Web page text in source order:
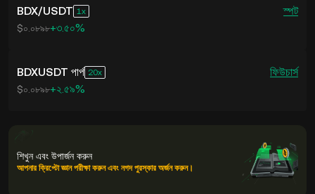
BDX/USDT 1 স্পট
$০.০৮৯৮+৩.৫০%
BDXUSDT পার্প 20 ফিউচার্স
$০.০৮৯৮+২.৫৯%
শিখুন এবং উপার্জন করুন
আপনার ক্রিপ্টো জ্ঞান পরীক্ষা করুন এবং নগদ পুরস্কার অর্জন করুন।